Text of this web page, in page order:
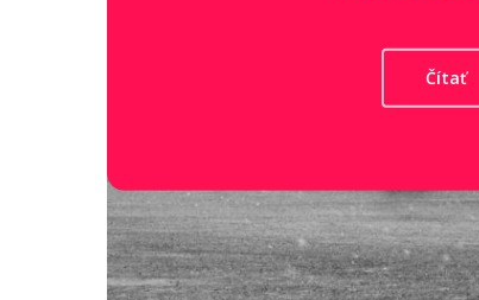
Čítať